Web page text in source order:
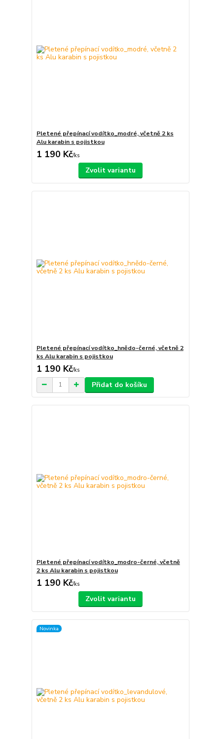
Pletené přepínací vodítko_modré, včetně 2 ks
Alu karabin s pojistkou
1 190 Kč/ks
Zvolit variantu
Pletené přepínací vodítko_hnědo-černé, včetně 2
ks Alu karabin s pojistkou
1 190 Kč/ks
Přidat do košíku
Pletené přepínací vodítko_modro-černé, včetně
2 ks Alu karabin s pojistkou
1 190 Kč/ks
Zvolit variantu
Novinka